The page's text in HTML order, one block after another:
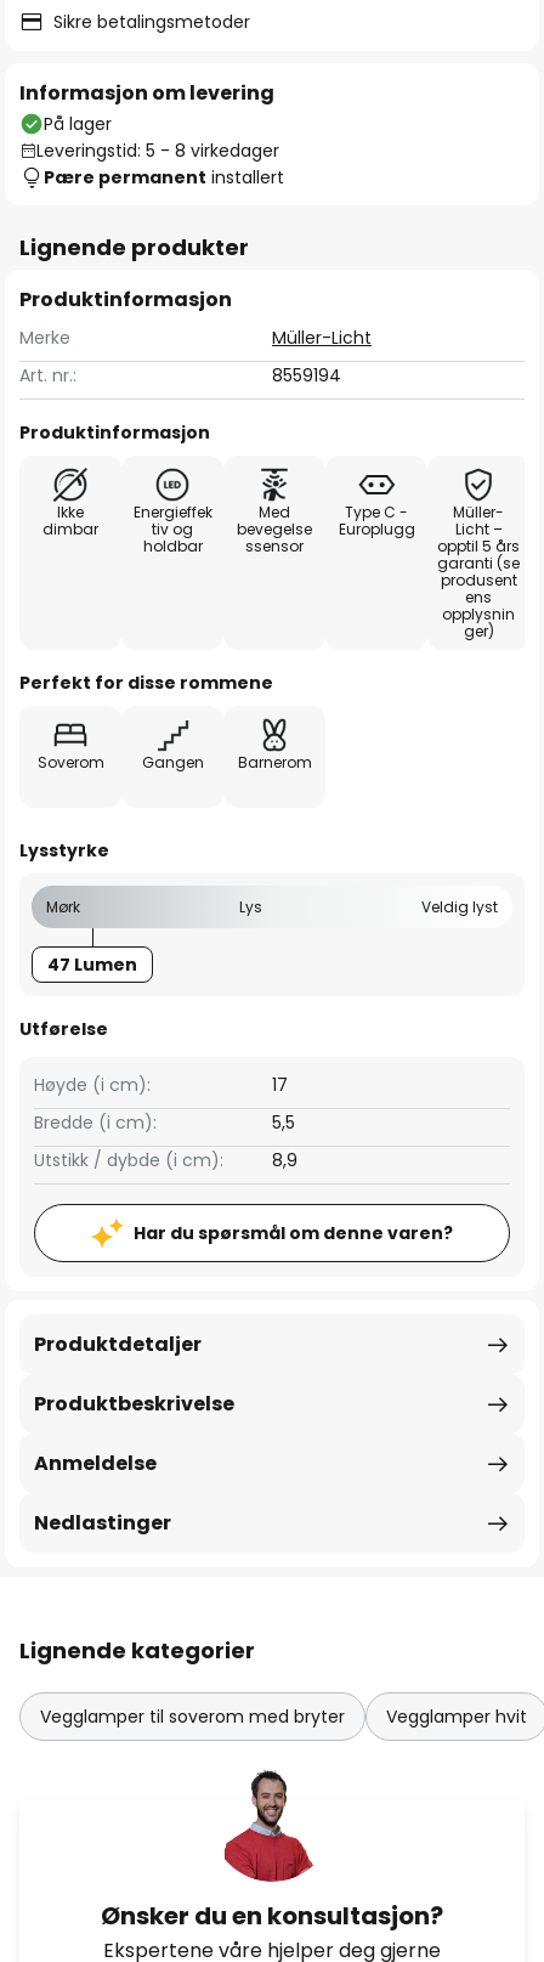
Sikre betalingsmetoder
Informasjon om levering
På lager
Leveringstid: 5 - 8 virkedager
Pære permanent installert
Lignende produkter
Produktinformasjon
Merke
Müller-Licht
Art. nr.:
8559194
Produktinformasjon
Ikke
dimbar
Energieffek
tiv og
holdbar
Med
bevegelse
ssensor
Type C -
Europlugg
Müller-
Licht –
opptil 5 års
garanti (se
produsent
ens
opplysnin
ger)
Perfekt for disse rommene
Soverom Gangen Barnerom
Lysstyrke
Mørk Lys Veldig lyst
47 Lumen
Utførelse
Bredde (i cm): 5,5
Høyde (i cm): 17
Utstikk / dybde (i cm): 8,9
Har du spørsmål om denne varen?
Produktbeskrivelse
Produktdetaljer
Anmeldelse
Nedlastinger
Lignende kategorier
Vegglamper til soverom med bryter Vegglamper hvit
Ønsker du en konsultasjon?
Ekspertene våre hjelper deg gjerne